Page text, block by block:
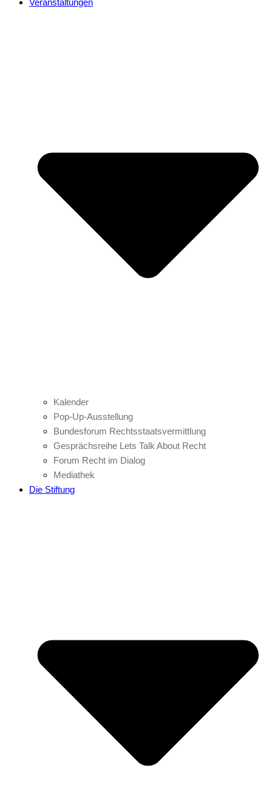
Veranstaltungen
Kalender
Pop-Up-Ausstellung
Bundesforum Rechtsstaatsvermittlung
Gesprächsreihe Lets Talk About Recht
Forum Recht im Dialog
Mediathek
Die Stiftung